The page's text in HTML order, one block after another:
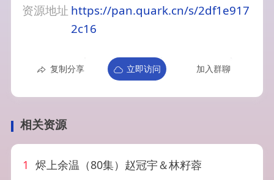
资源地址 https://pan.quark.cn/s/2df1e917
2c16
复制分享 立即访问 加入群聊
相关资源
1 烬上余温（80集）赵冠宇＆林籽蓉